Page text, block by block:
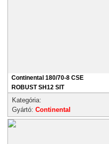
Continental 180/70-8 CSE
ROBUST SH12 SIT
Kategória:
Gyártó: Continental